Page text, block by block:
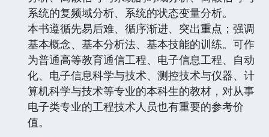
系统的复频域分析、系统的状态变量分析。
本书遵循先易后难、循序渐进、突出重点；强调
基本概念、基本分析法、基本技能的训练。可作
为普通高等教育通信工程、电子信息工程、自动
化、电子信息科学与技术、测控技术与仪器、计
算机科学与技术等专业的本科生的教材，对从事
电子类专业的工程技术人员也有重要的参考价
值。